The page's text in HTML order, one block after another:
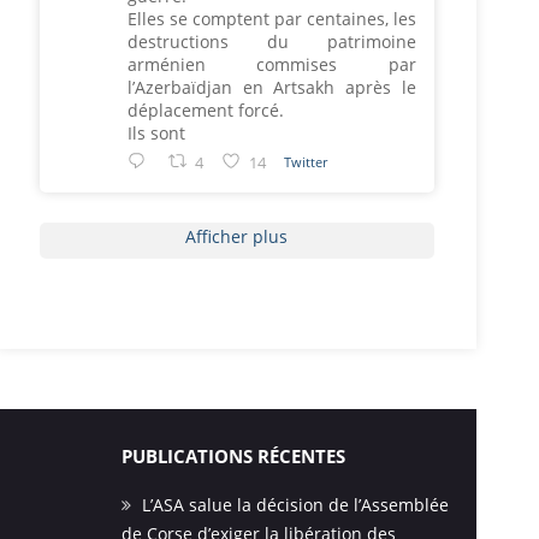
Elles se comptent par centaines, les
destructions du patrimoine
arménien commises par
l’Azerbaïdjan en Artsakh après le
déplacement forcé.
Ils sont
4 14 Twitter
Afficher plus
PUBLICATIONS RÉCENTES
L’ASA salue la décision de l’Assemblée
de Corse d’exiger la libération des